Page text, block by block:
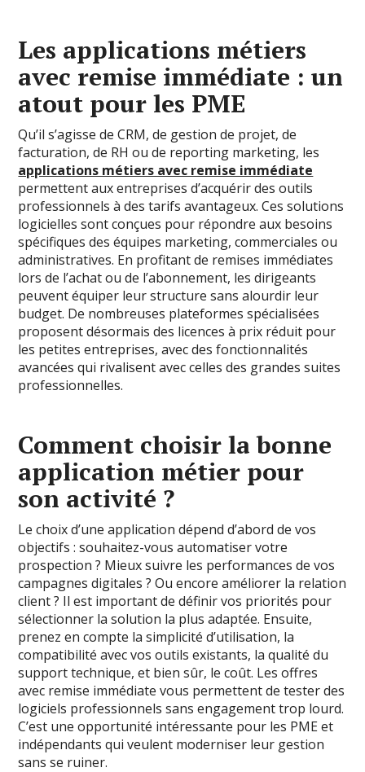
Les applications métiers
avec remise immédiate : un
atout pour les PME
Qu’il s’agisse de CRM, de gestion de projet, de
facturation, de RH ou de reporting marketing, les
applications métiers avec remise immédiate
permettent aux entreprises d’acquérir des outils
professionnels à des tarifs avantageux. Ces solutions
logicielles sont conçues pour répondre aux besoins
spécifiques des équipes marketing, commerciales ou
administratives. En profitant de remises immédiates
lors de l’achat ou de l’abonnement, les dirigeants
peuvent équiper leur structure sans alourdir leur
budget. De nombreuses plateformes spécialisées
proposent désormais des licences à prix réduit pour
les petites entreprises, avec des fonctionnalités
avancées qui rivalisent avec celles des grandes suites
professionnelles.
Comment choisir la bonne
application métier pour
son activité ?
Le choix d’une application dépend d’abord de vos
objectifs : souhaitez-vous automatiser votre
prospection ? Mieux suivre les performances de vos
campagnes digitales ? Ou encore améliorer la relation
client ? Il est important de définir vos priorités pour
sélectionner la solution la plus adaptée. Ensuite,
prenez en compte la simplicité d’utilisation, la
compatibilité avec vos outils existants, la qualité du
support technique, et bien sûr, le coût. Les offres
avec remise immédiate vous permettent de tester des
logiciels professionnels sans engagement trop lourd.
C’est une opportunité intéressante pour les PME et
indépendants qui veulent moderniser leur gestion
sans se ruiner.